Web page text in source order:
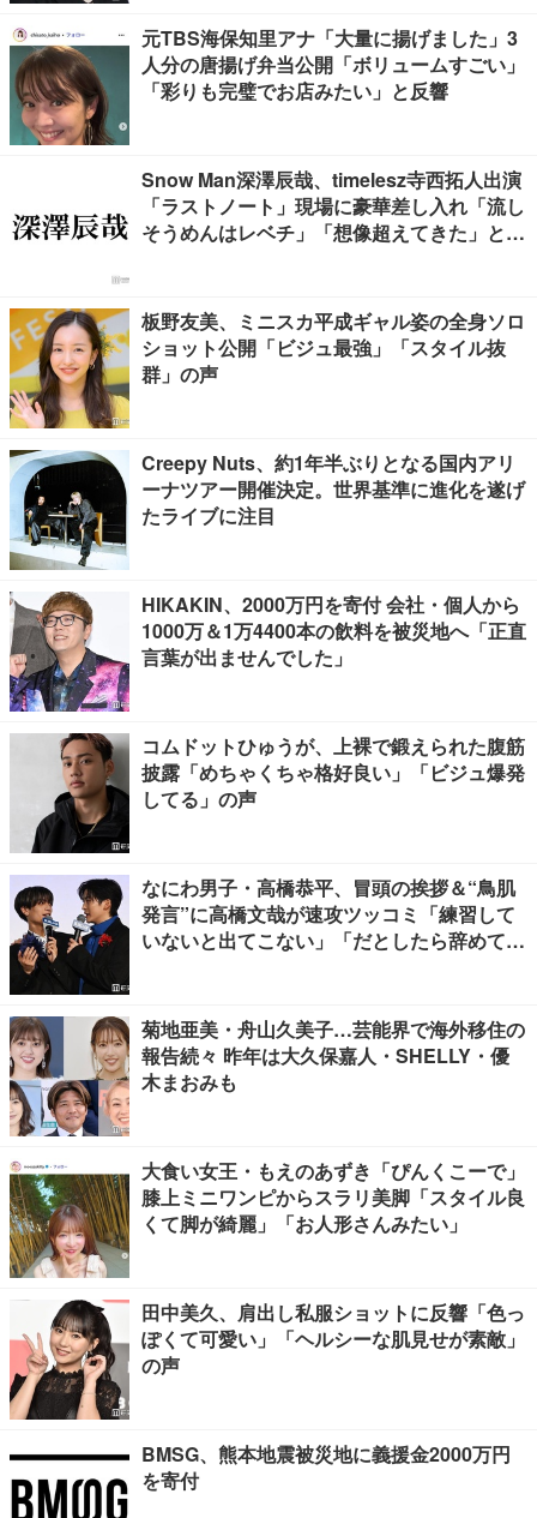
元TBS海保知里アナ「大量に揚げました」3
人分の唐揚げ弁当公開「ボリュームすごい」
「彩りも完璧でお店みたい」と反響
Snow Man深澤辰哉、timelesz寺西拓人出演
「ラストノート」現場に豪華差し入れ「流し
そうめんはレベチ」「想像超えてきた」と絶
板野友美、ミニスカ平成ギャル姿の全身ソロ
ショット公開「ビジュ最強」「スタイル抜
群」の声
Creepy Nuts、約1年半ぶりとなる国内アリ
ーナツアー開催決定。世界基準に進化を遂げ
たライブに注目
HIKAKIN、2000万円を寄付 会社・個人から
1000万＆1万4400本の飲料を被災地へ「正直
言葉が出ませんでした」
コムドットひゅうが、上裸で鍛えられた腹筋
披露「めちゃくちゃ格好良い」「ビジュ爆発
してる」の声
なにわ男子・高橋恭平、冒頭の挨拶＆“鳥肌
発言”に高橋文哉が速攻ツッコミ「練習して
いないと出てこない」「だとしたら辞めてく
菊地亜美・舟山久美子…芸能界で海外移住の
報告続々 昨年は大久保嘉人・SHELLY・優
木まおみも
大食い女王・もえのあずき「ぴんくこーで」
膝上ミニワンピからスラリ美脚「スタイル良
くて脚が綺麗」「お人形さんみたい」
田中美久、肩出し私服ショットに反響「色っ
ぽくて可愛い」「ヘルシーな肌見せが素敵」
の声
BMSG、熊本地震被災地に義援金2000万円
を寄付